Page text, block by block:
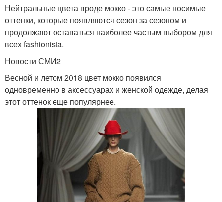
Нейтральные цвета вроде мокко - это самые носимые
оттенки, которые появляются сезон за сезоном и
продолжают оставаться наиболее частым выбором для
всех fashionista.
Новости СМИ2
Весной и летом 2018 цвет мокко появился
одновременно в аксессуарах и женской одежде, делая
этот оттенок еще популярнее.